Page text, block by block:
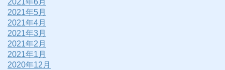
2021年6月
2021年5月
2021年4月
2021年3月
2021年2月
2021年1月
2020年12月